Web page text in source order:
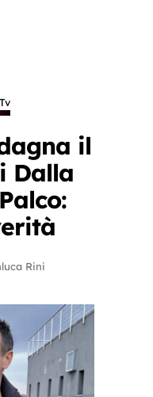
il
Dalla
Rini